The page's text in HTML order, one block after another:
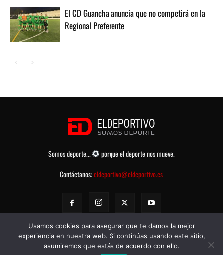
El CD Guancha anuncia que no competirá en la
Regional Preferente
Somos deporte...
porque el deporte nos mueve.
Contáctanos:eldeportivo@eldeportivo.es
Usamos cookies para asegurar que te damos la mejor
experiencia en nuestra web. Si continúas usando este sitio,
asumiremos que estás de acuerdo con ello.